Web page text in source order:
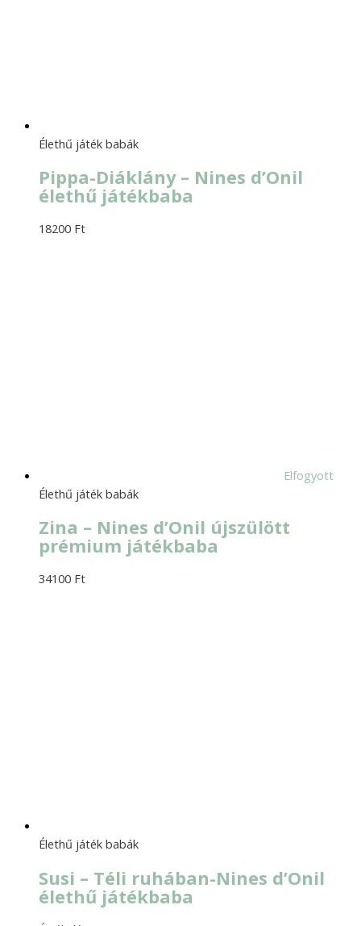
Élethű játék babák
Pippa-Diáklány – Nines d’Onil
élethű játékbaba
18200 Ft
Elfogyott
Élethű játék babák
Zina – Nines d’Onil újszülött
prémium játékbaba
34100 Ft
Élethű játék babák
Susi – Téli ruhában-Nines d’Onil
élethű játékbaba